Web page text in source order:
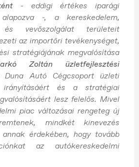
- eddigi értékes iparági
-, a kereskedelem,
és vevőszolgálat területeit
az importőri tevékenységet,
stratégiájának megvalósítása
Zoltán üzletfejlesztési
Autó Cégcsoport üzleti
irányításáért és a stratégiai
lesz felelős. Mivel
piac változásai rengeteg új
mindkét kinevezés
érdekében, hogy tovább
az autókereskedelmi